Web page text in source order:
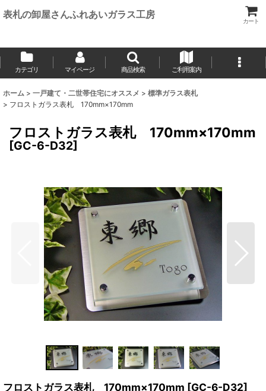
表札の卸屋さんふれあいガラス工房
カート
カテゴリ マイページ 商品検索 ご利用案内
ホーム > 一戸建て・二世帯住宅にオススメ > 標準ガラス表札
> フロストガラス表札 170mm×170mm
フロストガラス表札 170mm×170mm
[GC-6-D32]
フロストガラス表札 170mm×170mm [GC-6-D32]